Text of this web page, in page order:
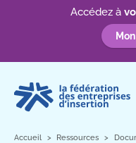
Accédez à
contenu
Accueil Ressources